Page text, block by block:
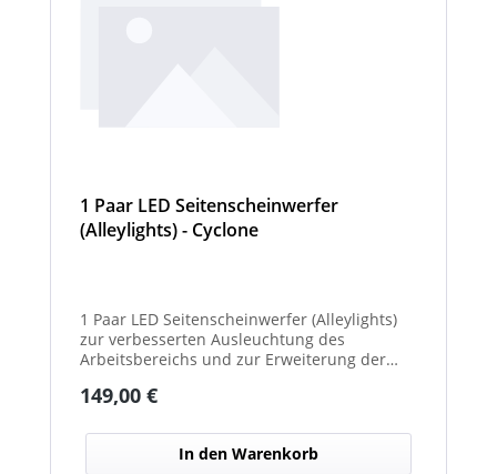
1 Paar LED Seitenscheinwerfer
(Alleylights) - Cyclone
1 Paar LED Seitenscheinwerfer (Alleylights)
zur verbesserten Ausleuchtung des
Arbeitsbereichs und zur Erweiterung der
Regulärer Preis:
149,00 €
In den Warenkorb